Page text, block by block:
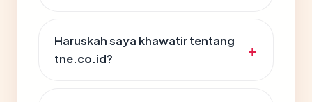
Haruskah saya khawatir tentang
tne.co.id?